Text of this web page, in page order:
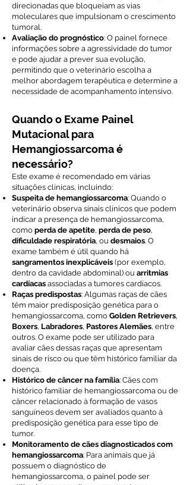
direcionadas que bloqueiam as vias
moleculares que impulsionam o crescimento
tumoral.
Avaliação do prognóstico: O painel fornece
informações sobre a agressividade do tumor
e pode ajudar a prever sua evolução,
permitindo que o veterinário escolha a
melhor abordagem terapêutica e determine a
necessidade de acompanhamento intensivo.
Quando o Exame Painel
Mutacional para
Hemangiossarcoma é
necessário?
Este exame é recomendado em várias
situações clínicas, incluindo:
Suspeita de hemangiossarcoma: Quando o
veterinário observa sinais clínicos que podem
indicar a presença de hemangiossarcoma,
como perda de apetite, perda de peso,
dificuldade respiratória, ou desmaios. O
exame também é útil quando há
sangramentos inexplicáveis (por exemplo,
dentro da cavidade abdominal) ou arritmias
cardíacas associadas a tumores cardíacos.
Raças predispostas: Algumas raças de cães
têm maior predisposição genética para o
hemangiossarcoma, como Golden Retrievers,
Boxers, Labradores, Pastores Alemães, entre
outros. O exame pode ser utilizado para
avaliar cães dessas raças que apresentam
sinais de risco ou que têm histórico familiar da
doença.
Histórico de câncer na família: Cães com
histórico familiar de hemangiossarcoma ou de
câncer relacionado à formação de vasos
sanguíneos devem ser avaliados quanto à
predisposição genética para esse tipo de
tumor.
Monitoramento de cães diagnosticados com
hemangiossarcoma: Para animais que já
possuem o diagnóstico de
hemangiossarcoma, o painel pode ser